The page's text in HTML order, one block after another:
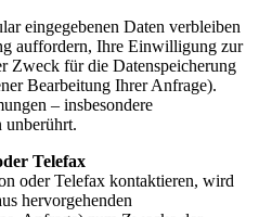
eingegebenen Daten verbleiben
auffordern, Ihre Einwilligung zur
Zweck für die Datenspeicherung
Bearbeitung Ihrer Anfrage).
– insbesondere
unberührt.
Telefax
oder Telefax kontaktieren, wird
hervorgehenden